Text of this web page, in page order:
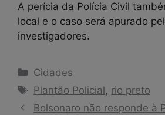
A perícia da Polícia Civil
local e o caso será apurado
investigadores.
Categorias
Cidades
Tags
Plantão Policial, rio preto
Bolsonaro não responde à